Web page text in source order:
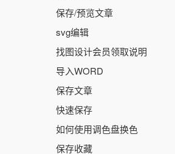
保存/预览文章
svg编辑
找图设计会员领取说明
导入WORD
保存文章
快速保存
如何使用调色盘换色
保存收藏